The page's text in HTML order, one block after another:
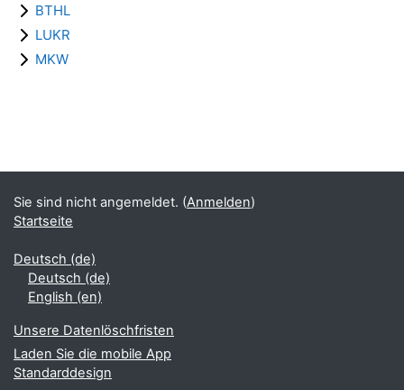
BTHL
LUKR
MKW
Sie sind nicht angemeldet. (Anmelden)
Startseite
Deutsch ‎(de)‎
Deutsch ‎(de)‎
English ‎(en)‎
Unsere Datenlöschfristen
Laden Sie die mobile App
Standarddesign